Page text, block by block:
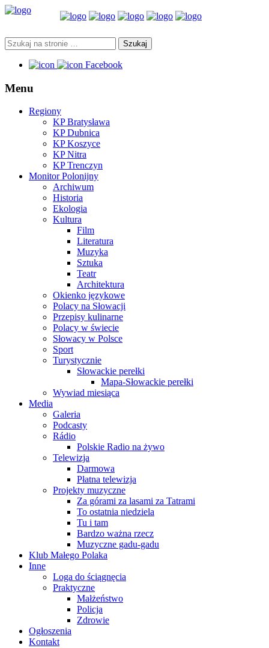
Facebook
Menu
Regiony
KP Bratysława
KP Dubnica
KP Koszyce
KP Nitra
KP Trenczyn
Monitor Polonijny
Archiwum
Historia
Ekologia
Kultura
Film
Literatura
Muzyka
Sztuka
Teatr
Architektura
Okienko językowe
Polacy na Słowacji
Przepisy kulinarne
Polacy w świecie
Słowacy w Polsce
Sport
Turystycznie
Słowackie perełki
Mapa-Słowackie perełki
Wywiad miesiąca
Media
Galeria
Podcasty
Rádio
Polskie Radio na żywo
Telewizja
Darmowa
Płatna telewizja
Projekty muzyczne
Za górami za lasami za Tatrami
To ostatnia niedziela
Tu i tam
Bardzo ważna rzecz
Muzyczne gadu-gadu
Klub Małego Polaka
Inne
Loga do ściągnęcia
Praktyczne
Małżeństwo
Policja
Zdrowie
Ogłoszenia
Kontakt